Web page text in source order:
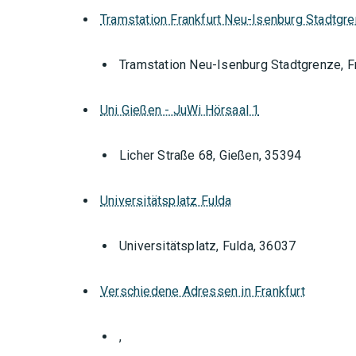
Orte mit vielen
Tramstation Frankfurt Neu-Isenburg
Tramstation Neu-Isenburg Stadtgrenze,
Uni Gießen - JuWi Hörsaal 1
Licher Straße 68, Gießen, 35394
Universitätsplatz Fulda
Universitätsplatz, Fulda, 36037
Verschiedene Adressen in Frankfurt
,